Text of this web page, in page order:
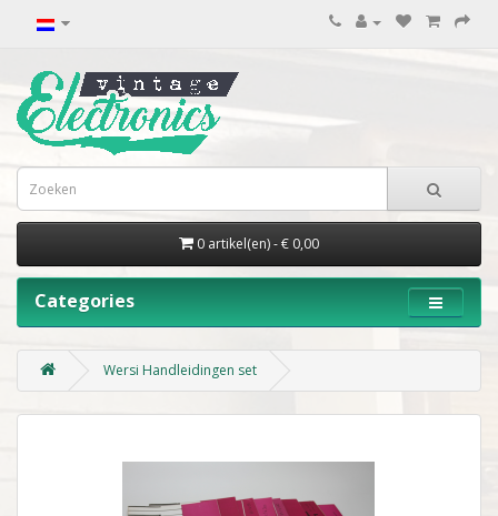
0 artikel(en) - € 0,00
Categories
Wersi Handleidingen set